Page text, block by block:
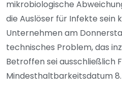
mikrobiologische
die Auslöser für Infekte sein
Unternehmen am
technisches Problem, das
Betroffen sei ausschließlich
Mindesthaltbarkeitsdatum